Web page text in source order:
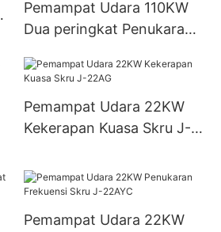
Pemampat Udara 110KW
Dua peringkat Penukaran
Pemampat Udara 22KW
Kekerapan Kuasa Skru J-
Pemampat Udara 22KW